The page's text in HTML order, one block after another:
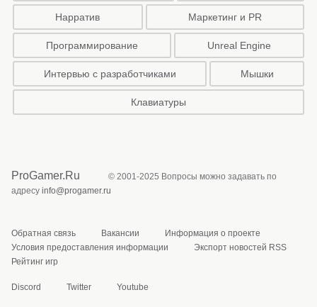
Нарратив Маркетинг и PR
Программирование Unreal Engine
Интервью с разработчиками Мышки
Клавиатуры
ProGamer.Ru
© 2001-2025 Вопросы можно задавать по
адресу info@progamer.ru
Обратная связь Вакансии
Информация о проекте
Условия предоставления информации
Экспорт новостей RSS
Рейтинг игр
Discord Twitter Youtube